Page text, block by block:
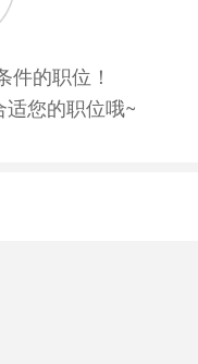
件的职位！
您的职位哦~